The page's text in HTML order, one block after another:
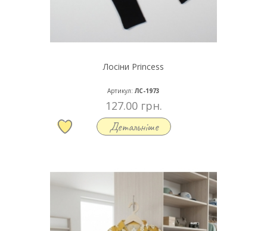
Лосіни Princess
Артикул: ЛС-1973
127.00 грн.
Детальніше